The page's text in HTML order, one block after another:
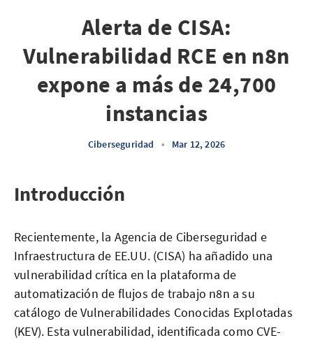
Alerta de CISA:
Vulnerabilidad RCE en n8n
expone a más de 24,700
instancias
Ciberseguridad • Mar 12, 2026
Introducción
Recientemente, la Agencia de Ciberseguridad e
Infraestructura de EE.UU. (CISA) ha añadido una
vulnerabilidad crítica en la plataforma de
automatización de flujos de trabajo n8n a su
catálogo de Vulnerabilidades Conocidas Explotadas
(KEV). Esta vulnerabilidad, identificada como CVE-